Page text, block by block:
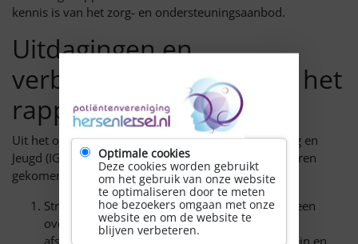
kennis is van het zorg- en ondersteuningsaanbod.
Uitdagingen en
verbeterkansen volgens het
rapport
Uit het onderzoek van de Inspectie Gezondheidszorg en
Jeugd (IGJ) zijn drie concrete verbeterpunten naar voren
gekomen:
Structurele samenwerking:Er is behoefte aan een
overkoepelend zorgnetwerk met vastgelegde
Optimale cookies
Deze cookies worden gebruikt
om het gebruik van onze website
te optimaliseren door te meten
hoe bezoekers omgaan met onze
website en om de website te
blijven verbeteren.